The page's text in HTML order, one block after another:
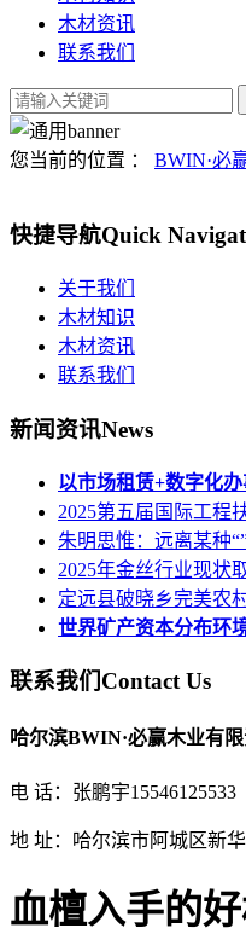
木材资讯
联系我们
您当前的位置 ： BWIN·必
快捷导航Quick
关于我们
木材知识
木材资讯
联系我们
新闻资讯News
以市场租赁+数字化
2025第五届国际工程
朱明思惟：远离某种
2025年金丝行业现状
定远县破晓乡完美农
世界矿产资本分布环
联系我们Contact Us
哈尔滨BWIN·必赢木业有
电 话：张鹏宇15546125533
地 址：哈尔滨市阿城区新
血檀入手的